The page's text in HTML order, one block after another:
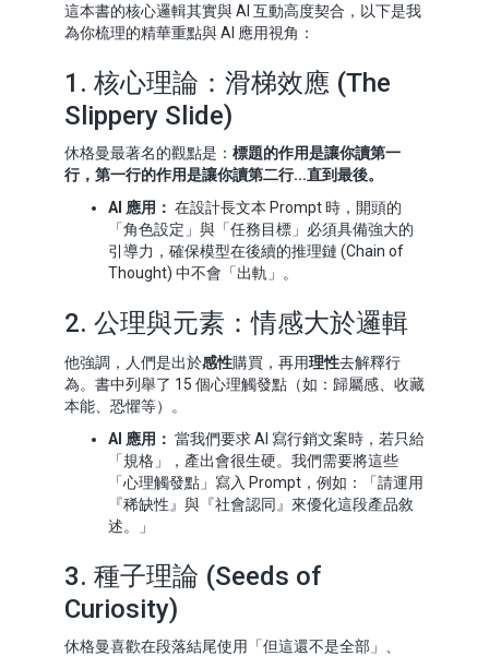
這本書的核心邏輯其實與 AI 互動高度契合，以下是我
為你梳理的精華重點與 AI 應用視角：
1. 核心理論：滑梯效應 (The
Slippery Slide)
休格曼最著名的觀點是： 標題的作用是讓你讀第一
行，第一行的作用是讓你讀第二行...直到最後。
AI 應用： 在設計長文本 Prompt 時，開頭的
「角色設定」與「任務目標」必須具備強大的
引導力，確保模型在後續的推理鏈 (Chain of
Thought) 中不會「出軌」。
2. 公理與元素：情感大於邏輯
他強調，人們是出於感性購買，再用理性去解釋行
為。書中列舉了 15 個心理觸發點（如：歸屬感、收藏
本能、恐懼等）。
AI 應用： 當我們要求 AI 寫行銷文案時，若只給
「規格」，產出會很生硬。我們需要將這些
「心理觸發點」寫入 Prompt，例如：「請運用
『稀缺性』與『社會認同』來優化這段產品敘
述。」
3. 種子理論 (Seeds of
Curiosity)
休格曼喜歡在段落結尾使用「但這還不是全部」、